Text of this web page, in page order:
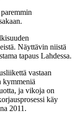
Näyttävin niistä
tapaus Lahdessa.
vastaan
kymmeniä
ja vikoja on
käy
2011.